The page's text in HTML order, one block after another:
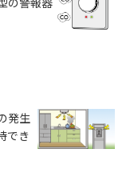
発生
でき